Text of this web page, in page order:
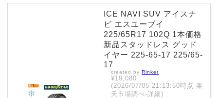
ICE NAVI SUV アイスナ
ビ エスユーブイ
225/65R17 102Q 1本価格
新品スタッドレス グッド
イヤー 225-65-17 225/65-
17
created by Rinker
¥19,080
(2026/07/05 21:13:50時点 楽
天市場調べ-詳細)